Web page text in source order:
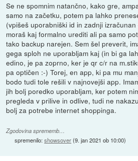
Se ne spomnim natančno, kako gre,
samo na začetku, potem pa lahko
(vpišeš uporabniški id in zadnji
moraš kaj formalno urediti ali pa samo
tako backup narejen. Sem šel preverit,
gega sploh ne uporabljam kaj (in bi ga
edino, je pa zoprno, ker je qr c/r na
pa optičen :-) Torej, en app, ki pa mu
bodo tudi tole rešili v najnovejši app.
jih bolj poredko uporabljam, ker potem
pregleda v prilive in odlive, tudi ne
bolj za potrebe internet shoppinga.
Zgodovina sprememb…
spremenilo:showsover(9. jan 2021 ob 10:00)